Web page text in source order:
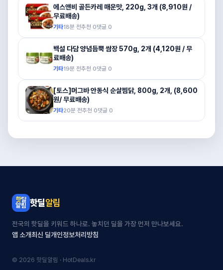
에스앤비 골든카레 매운맛, 220g, 3개 (8,910원 /
무료배송)
기타18분 전추천 0댓글 0
백설 다담 양념듬뿍 쌈장 570g, 2개 (4,120원 / 무
료배송)
기타19분 전추천 0댓글 0
[토스]머그바 안동식 순살찜닭, 800g, 2개, (8,600
원/ 무료배송)
기타20분 전추천 0댓글 0
핫딜알림
전국의 핫딜을 키워드 하나로. 놓치던 딜을 가장 먼저 만나보세요.
앱 소개최신 딜개인정보처리방침
© 2026 핫딜알림 · HotDeals.kr